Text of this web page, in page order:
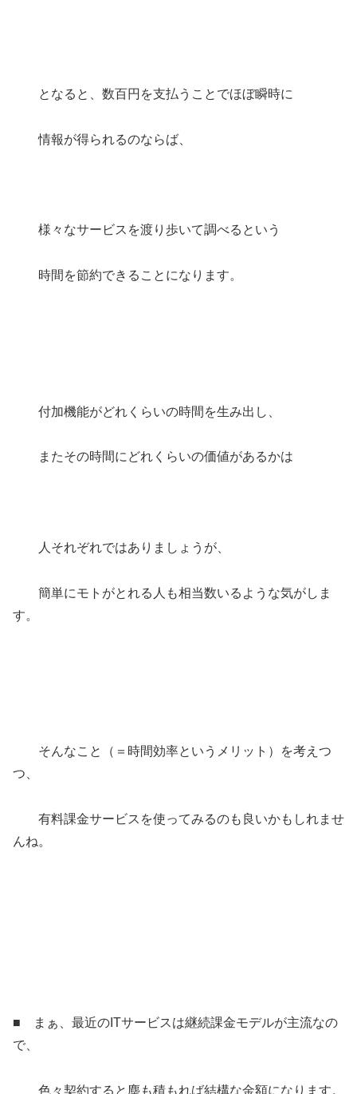
となると、数百円を支払うことでほぼ瞬時に
情報が得られるのならば、
様々なサービスを渡り歩いて調べるという
時間を節約できることになります。
付加機能がどれくらいの時間を生み出し、
またその時間にどれくらいの価値があるかは
人それぞれではありましょうが、
簡単にモトがとれる人も相当数いるような気がしま
す。
そんなこと（＝時間効率というメリット）を考えつ
つ、
有料課金サービスを使ってみるのも良いかもしれませ
んね。
■ まぁ、最近のITサービスは継続課金モデルが主流なの
で、
色々契約すると塵も積もれば結構な金額になります。